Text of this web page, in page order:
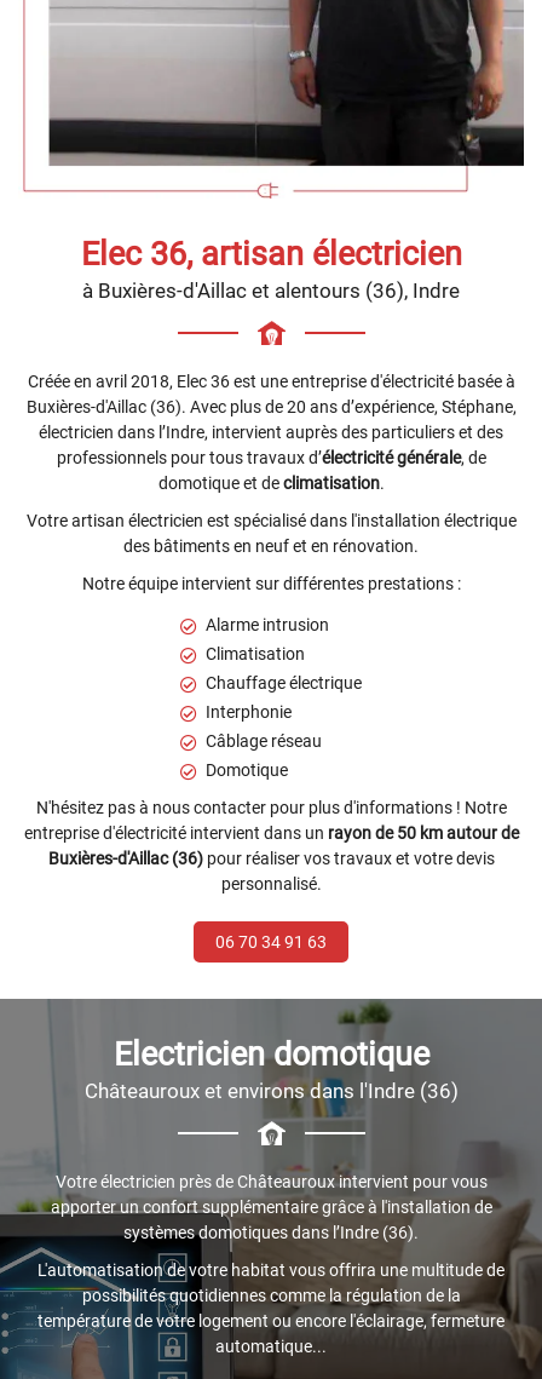
Elec 36, artisan électricien
à Buxières-d'Aillac et alentours (36), Indre
Créée en avril 2018, Elec 36 est une entreprise d'électricité basée à
Buxières-d'Aillac (36). Avec plus de 20 ans d’expérience, Stéphane,
électricien dans l’Indre, intervient auprès des particuliers et des
professionnels pour tous travaux d’électricité générale, de
domotique et declimatisation.
Votre artisan électricien est spécialisé dans l'installation électrique
des bâtiments en neuf et en rénovation.
Notre équipe intervient sur différentes prestations :
Alarme intrusion
Climatisation
Chauffage électrique
Interphonie
Câblage réseau
Domotique
N'hésitez pas à nous contacter pour plus d'informations ! Notre
entreprise d'électricité intervient dans un rayon de 50 km autour de
Buxières-d'Aillac (36)pour réaliser vos travaux et votre devis
personnalisé.
06 70 34 91 63
Electricien domotique
Châteauroux et environs dans l'Indre (36)
Votre électricien près de Châteauroux intervient pour vous
apporter un confort supplémentaire grâce à l'installation de
systèmes domotiques dans l’Indre (36).
L'automatisation de votre habitat vous offrira une multitude de
possibilités quotidiennes comme la régulation de la
température de votre logement ou encore l'éclairage, fermeture
automatique...